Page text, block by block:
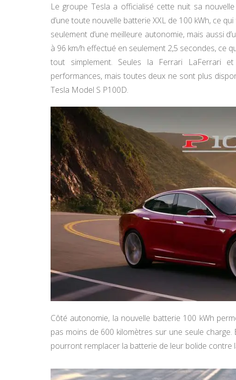
Le groupe Tesla a officialisé cette nuit sa nouvelle
d’une toute nouvelle batterie XXL de 100 kWh, ce
seulement d’une meilleure autonomie, mais aussi
à 96 km/h effectué en seulement 2,5 secondes, ce
tout simplement. Seules la Ferrari LaFerrari
performances, mais toutes deux ne sont plus
Tesla Model S P100D.
Côté autonomie, la nouvelle batterie 100 kWh
pas moins de 600 kilomètres sur une seule
pourront remplacer la batterie de leur bolide contre